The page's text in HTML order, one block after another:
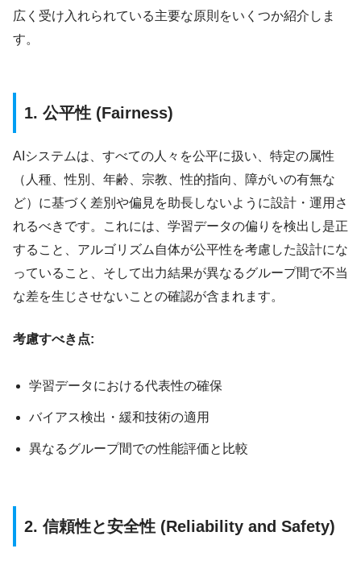
広く受け入れられている主要な原則をいくつか紹介しま
す。
1. 公平性 (Fairness)
AIシステムは、すべての人々を公平に扱い、特定の属性
（人種、性別、年齢、宗教、性的指向、障がいの有無な
ど）に基づく差別や偏見を助長しないように設計・運用さ
れるべきです。これには、学習データの偏りを検出し是正
すること、アルゴリズム自体が公平性を考慮した設計にな
っていること、そして出力結果が異なるグループ間で不当
な差を生じさせないことの確認が含まれます。
考慮すべき点:
学習データにおける代表性の確保
バイアス検出・緩和技術の適用
異なるグループ間での性能評価と比較
2. 信頼性と安全性 (Reliability and Safety)